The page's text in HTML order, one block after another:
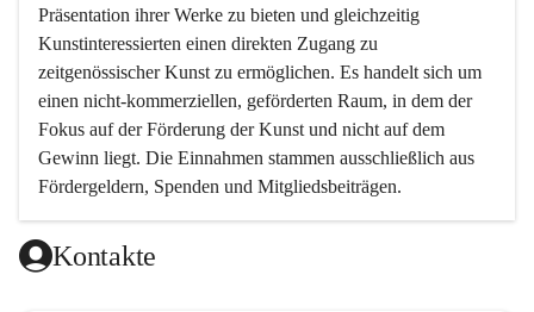
Präsentation ihrer Werke zu bieten und gleichzeitig
Kunstinteressierten einen direkten Zugang zu
zeitgenössischer Kunst zu ermöglichen. Es handelt sich um
einen nicht-kommerziellen, geförderten Raum, in dem der
Fokus auf der Förderung der Kunst und nicht auf dem
Gewinn liegt. Die Einnahmen stammen ausschließlich aus
Fördergeldern, Spenden und Mitgliedsbeiträgen.
Kontakte